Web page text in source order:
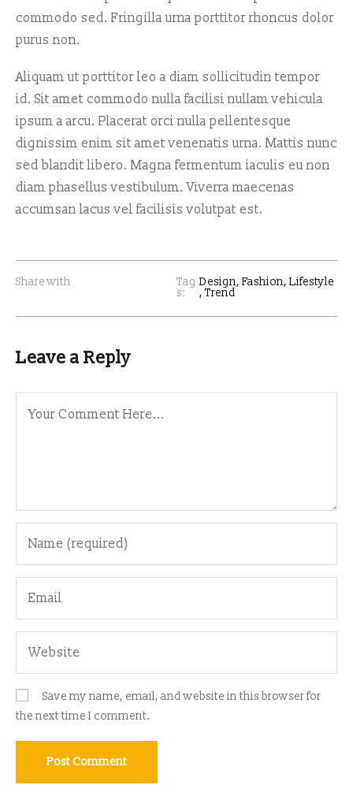
commodo sed. Fringilla urna porttitor rhoncus dolor
purus non.
Aliquam ut porttitor leo a diam sollicitudin tempor
id. Sit amet commodo nulla facilisi nullam vehicula
ipsum a arcu. Placerat orci nulla pellentesque
dignissim enim sit amet venenatis urna. Mattis nunc
sed blandit libero. Magna fermentum iaculis eu non
diam phasellus vestibulum. Viverra maecenas
accumsan lacus vel facilisis volutpat est.
Share with
Tag
s:
Design,Fashion,Lifestyle
,Trend
Leave a Reply
Save my name, email, and website in this browser for
the next time I comment.